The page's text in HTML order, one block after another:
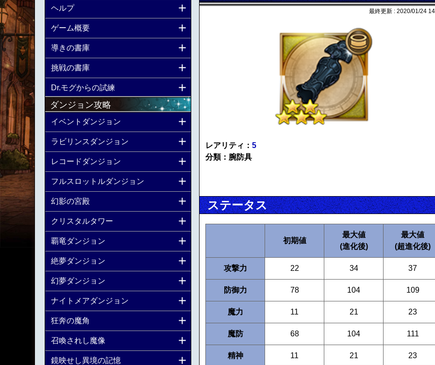
最終更新 : 2020/01/24
レアリティ： 5
分類：腕防具
ステータス
初期値
最大値
(進化後)
最大値
(超進化後)
攻撃力 22 34 37
防御力 78 104 109
魔力 11 21 23
魔防 68 104 111
精神 11 21 23
ヘルプ
ゲーム概要
導きの書庫
挑戦の書庫
Dr.モグからの試練
ダンジョン攻略
イベントダンジョン
ラビリンスダンジョン
レコードダンジョン
フルスロットルダンジョン
幻影の宮殿
クリスタルタワー
覇竜ダンジョン
絶夢ダンジョン
幻夢ダンジョン
ナイトメアダンジョン
狂奔の魔角
召喚されし魔像
鏡映せし異境の記憶